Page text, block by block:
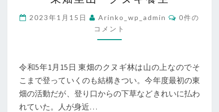
里
山
ク
ギ
養
生
2023年1月15日 Arinko_wp_admin
コ
メ
0件の
コメント
令和5年1月15日 東畑のクヌギ林は山の上なのでそ
こまで登っていくのも結構きつい。今年度最初の東
畑の活動だが、登り口からの下草などきれいに払わ
れていた。人が身近…